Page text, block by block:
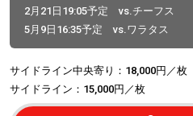
2月21日19:05予定 vs.チーフス
5月9日16:35予定 vs.ワラタス
サイドライン中央寄り：18,000円／
サイドライン：15,000円／枚